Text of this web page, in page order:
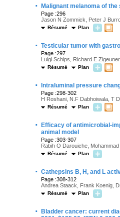
· Malignant melanoma of
Page :296
Jason N Zommick, Peter J
Résumé Plan
· Testicular tumor with
Page :297
Luigi Schips, Richard E
Résumé Plan
· Intraluminal pressure
Page :298-302
H Roshani, N.F Dabhoiwala, T
Résumé Plan
·
Efficacy of antimicrobial-
animal model
Page :303-307
Rabih O Darouiche,
Résumé Plan
· Cathepsins B, H, and L
Page :308-312
Andrea Staack, Frank Koenig,
Résumé Plan
·
Bladder cancer: current